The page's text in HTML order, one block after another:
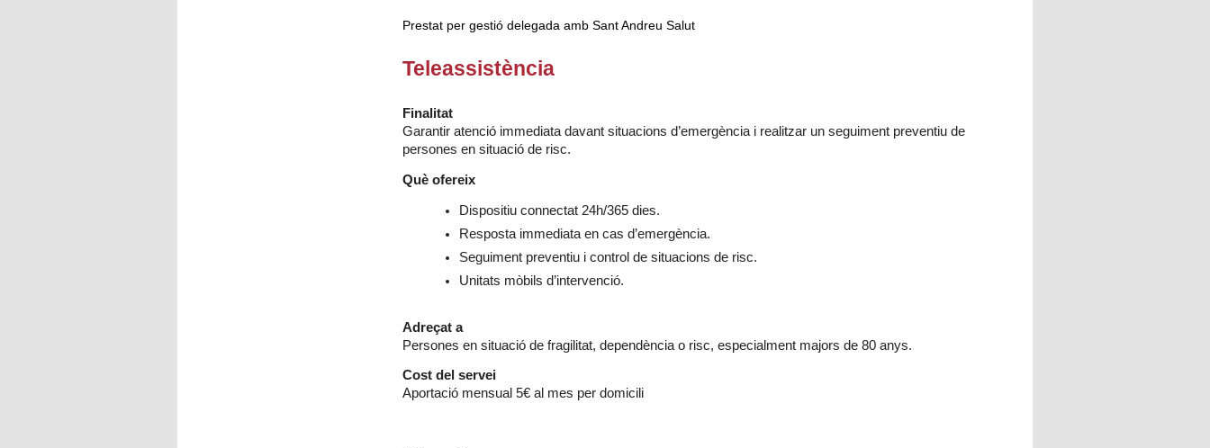
Prestat per gestió delegada amb Sant Andreu Salut
Teleassistència
Finalitat
Garantir atenció immediata davant situacions d’emergència i realitzar un seguiment preventiu de
persones en situació de risc.
Què ofereix
Dispositiu connectat 24h/365 dies.
Resposta immediata en cas d’emergència.
Seguiment preventiu i control de situacions de risc.
Unitats mòbils d’intervenció.
Adreçat a
Persones en situació de fragilitat, dependència o risc, especialment majors de 80 anys.
Cost del servei
Aportació mensual 5€ al mes per domicili